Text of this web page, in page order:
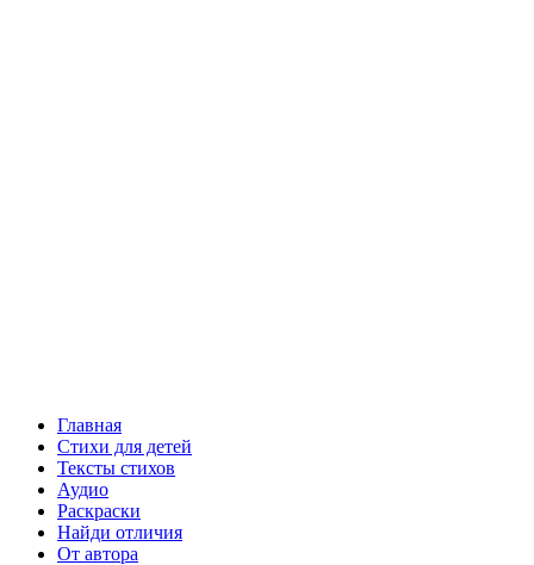
Главная
Стихи для детей
Тексты стихов
Аудио
Раскраски
Найди отличия
От автора